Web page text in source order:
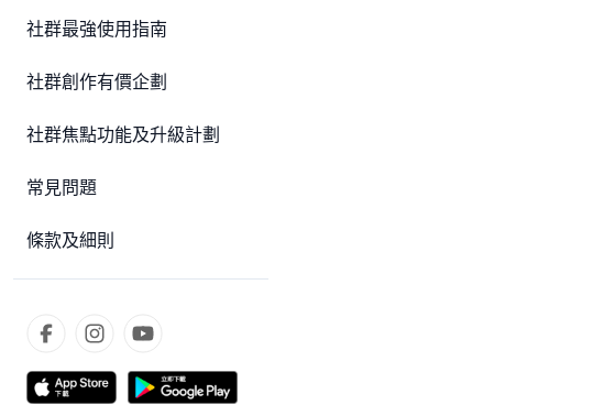
社群最強使用指南
社群創作有價企劃
社群焦點功能及升級計劃
常見問題
條款及細則